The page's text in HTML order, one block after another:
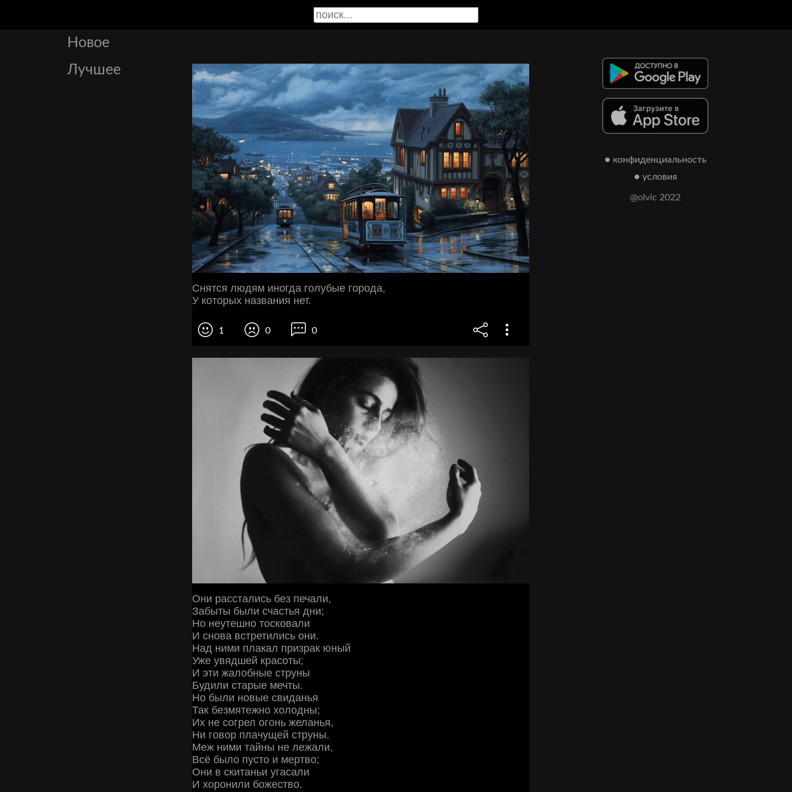
Новое
Лучшее
Снятся людям иногда голубые города,
У которых названия нет.
1 0 0
Они расстались без печали,
Забыты были счастья дни;
Но неутешно тосковали
И снова встретились они.
Над ними плакал призрак юный
Уже увядшей красоты;
И эти жалобные струны
Будили старые мечты.
Но были новые свиданья
Так безмятежно холодны;
Их не согрел огонь желанья,
Ни говор плачущей струны.
Меж ними тайны не лежали,
Всё было пусто и мертво;
Они в скитаньи угасали
И хоронили божество.
● конфиденциальность
● условия
@olvic 2022